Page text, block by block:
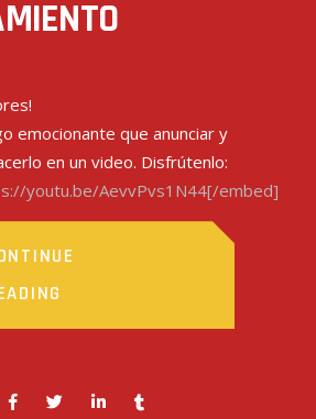
emocionante que anunciar y
en un video. Disfrútenlo:
youtu.be/AevvPvs1N44[/embed]